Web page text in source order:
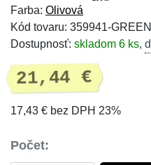
Farba: Olivová
Kód tovaru: 359941-
Dostupnosť: skladom 6 ks,
21,44 €
17,43 € bez DPH 23%
Počet: